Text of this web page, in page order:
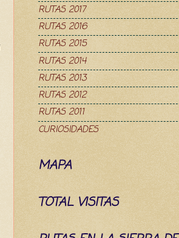
RUTAS 2017
RUTAS 2016
RUTAS 2015
RUTAS 2014
RUTAS 2013
RUTAS 2012
RUTAS 2011
CURIOSIDADES
MAPA
TOTAL VISITAS